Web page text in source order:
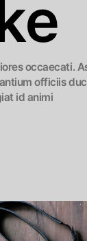
occaecati.
officiis
id animi